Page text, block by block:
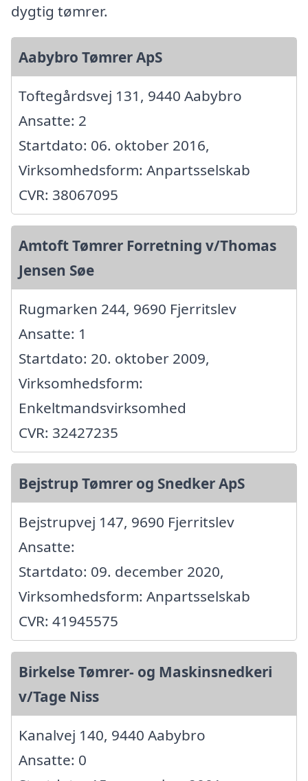
dygtig tømrer.
Aabybro Tømrer ApS
Toftegårdsvej 131, 9440 Aabybro
Ansatte: 2
Startdato: 06. oktober 2016,
Virksomhedsform: Anpartsselskab
CVR: 38067095
Amtoft Tømrer Forretning v/Thomas
Jensen Søe
Rugmarken 244, 9690 Fjerritslev
Ansatte: 1
Startdato: 20. oktober 2009,
Virksomhedsform:
Enkeltmandsvirksomhed
CVR: 32427235
Bejstrup Tømrer og Snedker ApS
Bejstrupvej 147, 9690 Fjerritslev
Ansatte:
Startdato: 09. december 2020,
Virksomhedsform: Anpartsselskab
CVR: 41945575
Birkelse Tømrer- og Maskinsnedkeri
v/Tage Niss
Kanalvej 140, 9440 Aabybro
Ansatte: 0